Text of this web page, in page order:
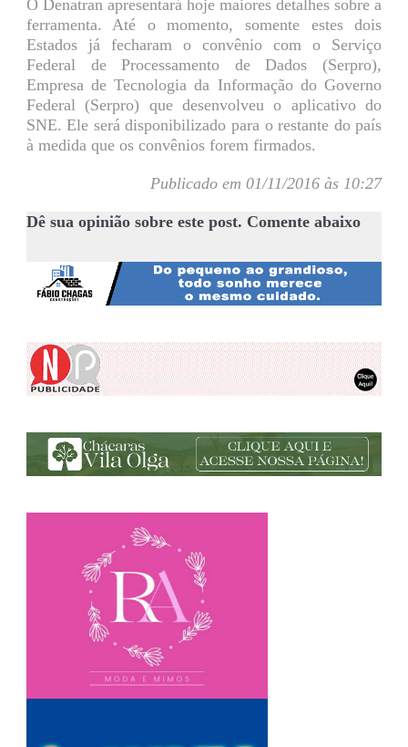
O Denatran apresentará hoje maiores detalhes sobre a
ferramenta. Até o momento, somente estes dois
Estados já fecharam o convênio com o Serviço
Federal de Processamento de Dados (Serpro),
Empresa de Tecnologia da Informação do Governo
Federal (Serpro) que desenvolveu o aplicativo do
SNE. Ele será disponibilizado para o restante do país
à medida que os convênios forem firmados.
Publicado em 01/11/2016 às 10:27
Dê sua opinião sobre este post. Comente abaixo